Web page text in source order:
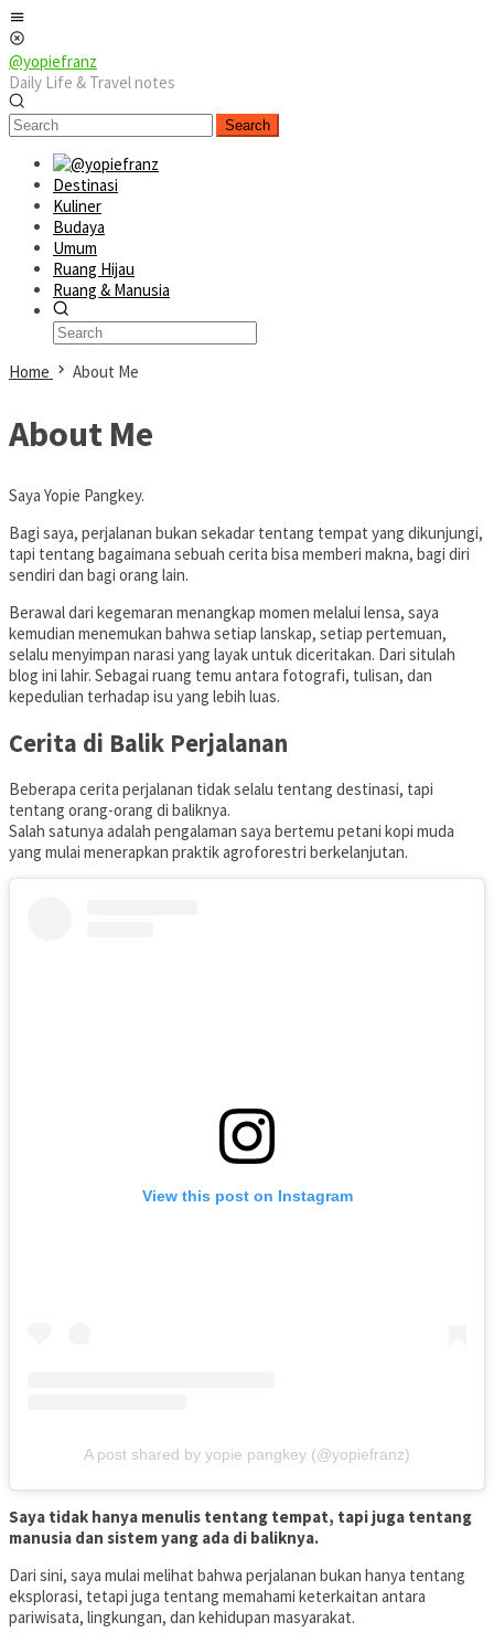
Skip
to
content
@yopiefranz
Daily Life & Travel notes
Search
Destinasi
Kuliner
Budaya
Umum
Ruang Hijau
Ruang & Manusia
Home About Me
About Me
Saya Yopie Pangkey.
Bagi saya, perjalanan bukan sekadar tentang tempat yang dikunjungi,
tapi tentang bagaimana sebuah cerita bisa memberi makna, bagi diri
sendiri dan bagi orang lain.
Berawal dari kegemaran menangkap momen melalui lensa, saya
kemudian menemukan bahwa setiap lanskap, setiap pertemuan,
selalu menyimpan narasi yang layak untuk diceritakan. Dari situlah
blog ini lahir. Sebagai ruang temu antara fotografi, tulisan, dan
kepedulian terhadap isu yang lebih luas.
Cerita di Balik Perjalanan
Beberapa cerita perjalanan tidak selalu tentang destinasi, tapi
tentang orang-orang di baliknya.
Salah satunya adalah pengalaman saya bertemu petani kopi muda
yang mulai menerapkan praktik agroforestri berkelanjutan.
View this post on Instagram
A post shared by yopie pangkey (@yopiefranz)
Saya tidak hanya menulis tentang tempat, tapi juga tentang
manusia dan sistem yang ada di baliknya.
Dari sini, saya mulai melihat bahwa perjalanan bukan hanya tentang
eksplorasi, tetapi juga tentang memahami keterkaitan antara
pariwisata, lingkungan, dan kehidupan masyarakat.